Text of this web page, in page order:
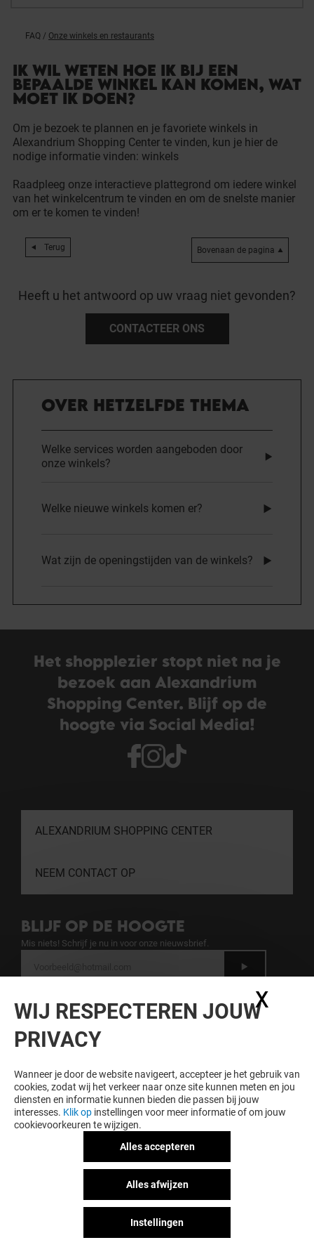
FAQ / Onze winkels en restaurants
IK WIL WETEN HOE IK BIJ EEN
BEPAALDE WINKEL KAN KOMEN, WAT
MOET IK DOEN?
Om je bezoek te plannen en je favoriete winkels in
Alexandrium Shopping Center te vinden, kun je hier de
nodige informatie vinden: winkels
Raadpleeg onze interactieve plattegrond om iedere winkel
van het winkelcentrum te vinden en om de snelste manier
om er te komen te vinden!
Terug Bovenaan de pagina
Heeft u het antwoord op uw vraag niet gevonden?
CONTACTEER ONS
OVER HETZELFDE THEMA
Welke services worden aangeboden door
onze winkels?
Welke nieuwe winkels komen er?
Wat zijn de openingstijden van de winkels?
Het shopplezier stopt niet na je
bezoek aan Alexandrium
Shopping Center. Blijf op de
hoogte via Social Media!
ALEXANDRIUM SHOPPING CENTER
NEEM CONTACT OP
BLIJF OP DE HOOGTE
Mis niets! Schrijf je nu in voor onze nieuwsbrief.
Persoonsgegevens' over de bescherming
van persoonsgegevens.
Algemene gebruiksvoorwaarden
Juridische informatie
Handvest bescherming
Huisregels
WIJ RESPECTEREN JOUW
PRIVACY
Wanneer je door de website navigeert, accepteer je het gebruik van
cookies, zodat wij het verkeer naar onze site kunnen meten en jou
diensten en informatie kunnen bieden die passen bij jouw
interesses. Klik op instellingen voor meer informatie of om jouw
cookievoorkeuren te wijzigen.
Alles accepteren
Alles afwijzen
Instellingen
X